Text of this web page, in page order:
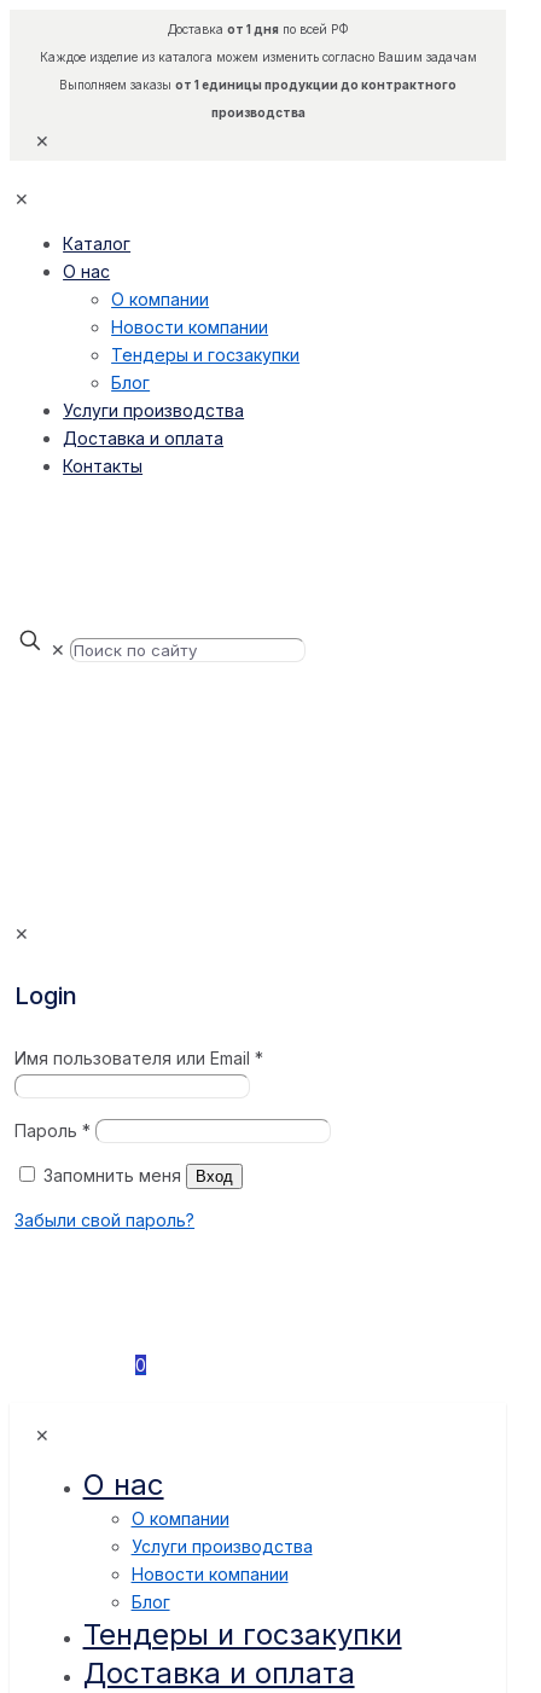
Доставка от 1 дняпо всей РФ
Каждое изделие из каталога можем изменить согласно Вашим задачам
Выполняем заказы от 1 единицы продукции до контрактного
производства
✕
✕
Каталог
О нас
О компании
Новости компании
Тендеры и госзакупки
Блог
Услуги производства
Доставка и оплата
Контакты
✕
✕
Login
Имя пользователя или Email*
Пароль*
Запомнить меня Вход
Забыли свой пароль?
0
✕
О нас
О компании
Услуги производства
Новости компании
Блог
Тендеры и госзакупки
Доставка и оплата